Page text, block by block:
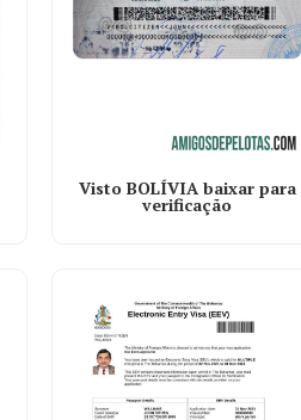
Visto BOLÍVIA baixar para
verificação